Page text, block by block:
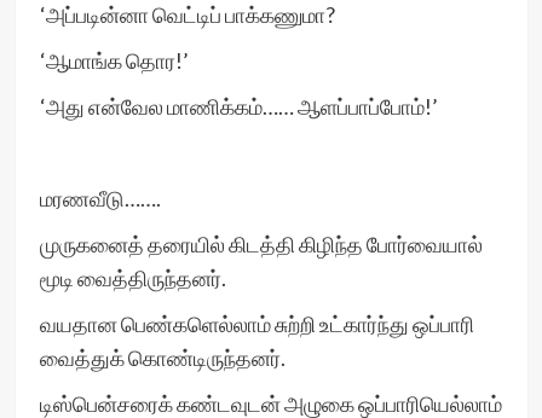
‘அப்படின்னா வெட்டிப் பாக்கணுமா?
‘ஆமாங்க தொர!’
‘அது என்வேல மாணிக்கம்…… ஆளப்பாப்போம்!’
மரணவீடு…….
முருகனைத் தரையில் கிடத்தி கிழிந்த போர்வையால்
மூடி வைத்திருந்தனர்.
வயதான பெண்களெல்லாம் சுற்றி உட்கார்ந்து ஒப்பாரி
வைத்துக் கொண்டிருந்தனர்.
டிஸ்பென்சரைக் கண்டவுடன் அழுகை ஒப்பாரியெல்லாம்